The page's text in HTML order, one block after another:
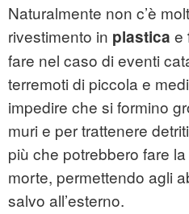
Naturalmente non c’è
rivestimento in plastica e
fare nel caso di eventi
terremoti di piccola e
impedire che si formino
muri e per trattenere
più che potrebbero fare
morte, permettendo agli
salvo all’esterno.